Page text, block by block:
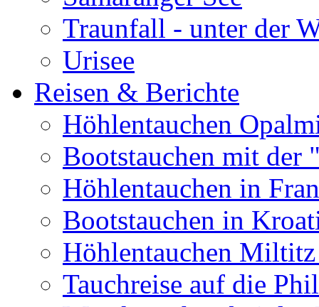
Traunfall - unter der
Urisee
Reisen & Berichte
Höhlentauchen
Bootstauchen mit
Höhlentauchen in
Bootstauchen in
Höhlentauchen
Tauchreise auf die